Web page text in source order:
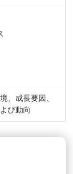
、成長要因、
び動向